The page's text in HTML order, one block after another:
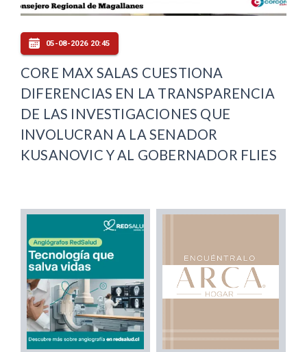
05-08-2026 20:45
CORE MAX SALAS CUESTIONA
DIFERENCIAS EN LA TRANSPARENCIA
DE LAS INVESTIGACIONES QUE
INVOLUCRAN A LA SENADOR
KUSANOVIC Y AL GOBERNADOR FLIES